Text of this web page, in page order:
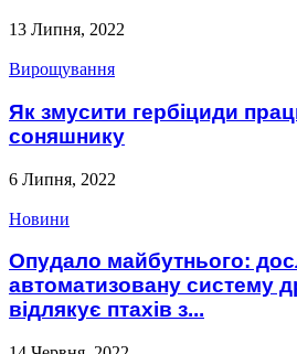
13 Липня, 2022
Вирощування
Як змусити гербіциди
соняшнику
6 Липня, 2022
Новини
Опудало майбутнього:
автоматизовану систему
відлякує птахів з...